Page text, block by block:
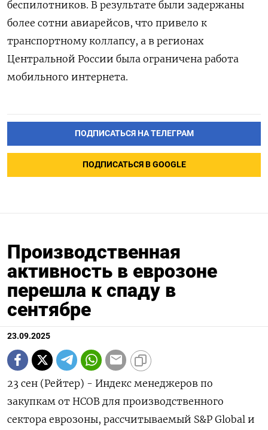
беспилотников. В результате были задержаны
более сотни авиарейсов, что привело к
транспортному коллапсу, а в регионах
Центральной России была ограничена работа
мобильного интернета.
ПОДПИСАТЬСЯ НА ТЕЛЕГРАМ
ПОДПИСАТЬСЯ В GOOGLE
Производственная
активность в еврозоне
перешла к спаду в
сентябре
23.09.2025
23 сен (Рейтер) - Индекс менеджеров по
закупкам от HCOB для производственного
сектора еврозоны, рассчитываемый S&P Global и